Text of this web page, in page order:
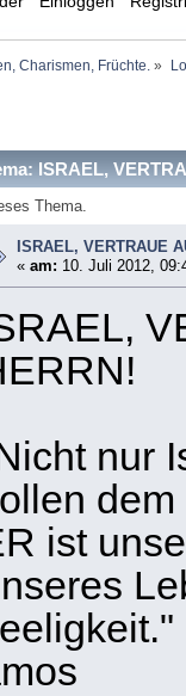
Charismen, Früchte. »
ISRAEL,
Thema.
ISRAEL, VERTRAUE
«am: 10. Juli 2012,
nur
ist